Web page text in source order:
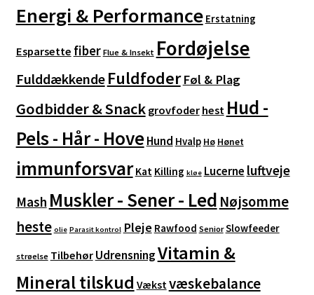
Energi & Performance Erstatning
Esparsette fiber Flue & Insekt Fordøjelse
Fulddækkende Fuldfoder Føl & Plag
Godbidder & Snack grovfoder hest Hud -
Pels - Hår - HoveHund Hvalp Hø Hønet
immunforsvar Kat Killing kløe Lucerne luftveje
Mash Muskler - Sener - Led Nøjsomme
heste olie Parasit kontrol Pleje Rawfood Senior Slowfeeder
strøelse Tilbehør UdrensningVitamin &
Mineral tilskud Vækstvæskebalance